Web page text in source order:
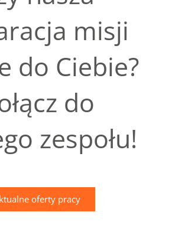
misji
do Ciebie?
do
zespołu!
oferty pracy